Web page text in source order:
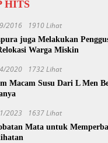
HITS
2016 1910 Lihat
juga Melakukan
Warga Miskin
2020 1732 Lihat
Macam Susu Dari L Men
2023 1637 Lihat
Mata untuk